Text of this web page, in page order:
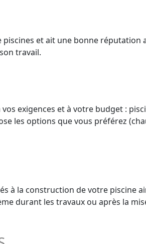
et ait une bonne réputation
travail.
exigences et à votre budget :
les options que vous préférez
à la construction de votre piscine
durant les travaux ou après la